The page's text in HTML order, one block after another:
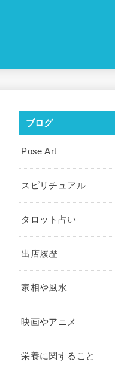
ブログ
Pose Art
スピリチュアル
タロット占い
出店履歴
家相や風水
映画やアニメ
栄養に関すること